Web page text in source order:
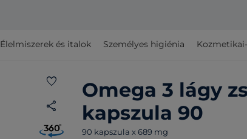
Élelmiszerek és italok Személyes higiénia
favorite
share
Omega 3 lágy
kapszula 90
90 kapszula x 689 mg